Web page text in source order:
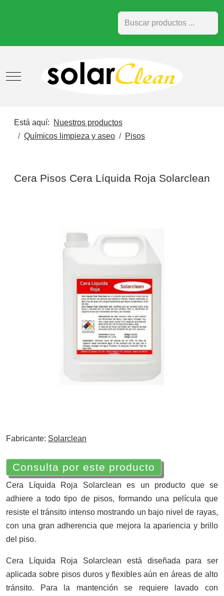
Buscar
Mobile Menu Toggle
Está aquí:
Nuestros productos
Químicos limpieza y aseo
Pisos
Cera Pisos Cera Líquida Roja Solarclean
Fabricante: Solarclean
Consulta por este producto
Cera Líquida Roja Solarclean es un producto que se
adhiere a todo tipo de pisos, formando una película que
resiste el tránsito intenso mostrando un bajo nivel de rayas,
con una gran adherencia que mejora la apariencia y brillo
del piso.
Cera Líquida Roja Solarclean está diseñada para ser
aplicada sobre pisos duros y flexibles aún en áreas de alto
tránsito. Para la mantención se requiere lavado con